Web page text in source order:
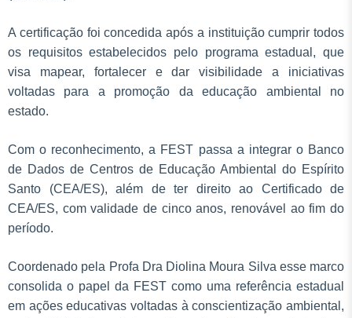
A certificação foi concedida após a instituição cumprir todos
os requisitos estabelecidos pelo programa estadual, que
visa mapear, fortalecer e dar visibilidade a iniciativas
voltadas para a promoção da educação ambiental no
estado.
Com o reconhecimento, a FEST passa a integrar o Banco
de Dados de Centros de Educação Ambiental do Espírito
Santo (CEA/ES), além de ter direito ao Certificado de
CEA/ES, com validade de cinco anos, renovável ao fim do
período.
Coordenado pela Profa Dra Diolina Moura Silva esse marco
consolida o papel da FEST como uma referência estadual
em ações educativas voltadas à conscientização ambiental,